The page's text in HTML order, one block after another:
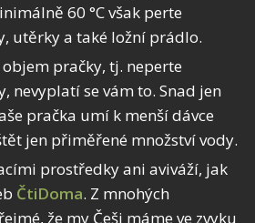
60 °C však perte
utěrky a také ložní prádlo.
pračky, tj. neperte
nevyplatí se vám to. Snad jen
pračka umí k menší dávce
jen přiměřené množství vody.
prostředky ani aviváží, jak
ČtiDoma. Z mnohých
že my Češi máme ve zvyku